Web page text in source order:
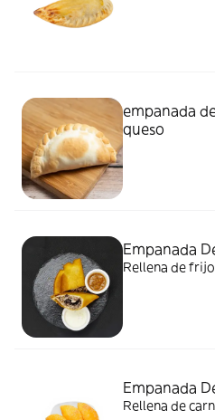
empanada
queso
Empanada
Rellena de
Empanada
Rellena de